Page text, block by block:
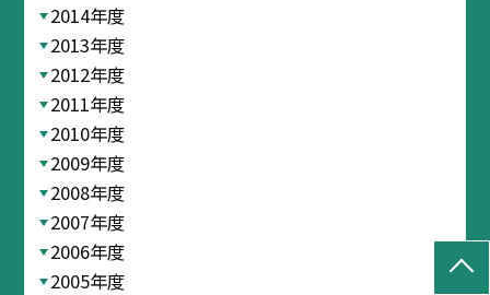
2014年度
2013年度
2012年度
2011年度
2010年度
2009年度
2008年度
2007年度
2006年度
2005年度